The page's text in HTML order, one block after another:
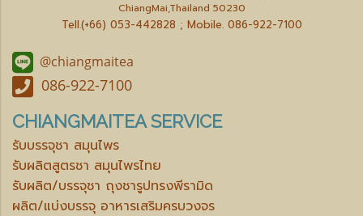
ChiangMai,Thailand 50230
Tell.(+66) 053-442828 ; Mobile. 086-922-7100
@chiangmaitea
086-922-7100
CHIANGMAITEA SERVICE
รับบรรจุชา สมุนไพร
รับผลิตสูตรชา สมุนไพรไทย
รับผลิต/บรรจุชา ถุงชารูปทรงพีรามิด
ผลิต/แบ่งบรรจุ อาหารเสริมครบวงจร